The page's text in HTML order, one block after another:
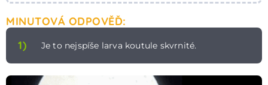
MINUTOVÁ ODPOVĚĎ:
1)
Je to nejspíše larva koutule skvrnité.